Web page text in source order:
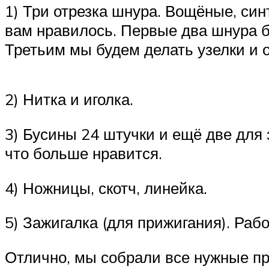
1) Три отрезка шнура. Вощёные,
вам нравилось. Первые два шнура
Третьим мы будем делать узелки и
2) Нитка и иголка.
3) Бусины 24 штучки и ещё две
что больше нравится.
4) Ножницы, скотч, линейка.
5) Зажигалка (для прижигания).
Отлично, мы собрали все нужные